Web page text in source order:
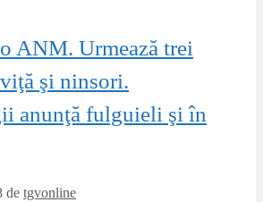
ANM. Urmează trei
şi ninsori.
anunţă fulguieli şi în
de tgvonline